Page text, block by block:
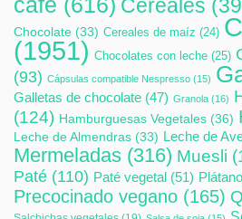
Cereales
Chocolate (33) Cereales de maíz (24)
(1951) Chocolates con leche (25)
(93) Cápsulas compatible Nespresso (15)
Galletas de chocolate (47) Granola (16)
(124) Hamburguesas Vegetales (36)
Leche de Almendras (33) Leche de
Mermeladas (316) Muesli
Paté (110) Paté vegetal (51)
Precocinado vegano (165)